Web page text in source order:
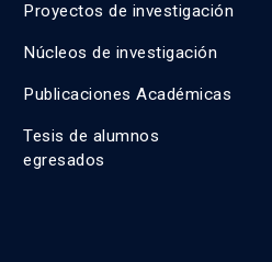
Proyectos de investigación
Núcleos de investigación
Publicaciones Académicas
Tesis de alumnos
egresados